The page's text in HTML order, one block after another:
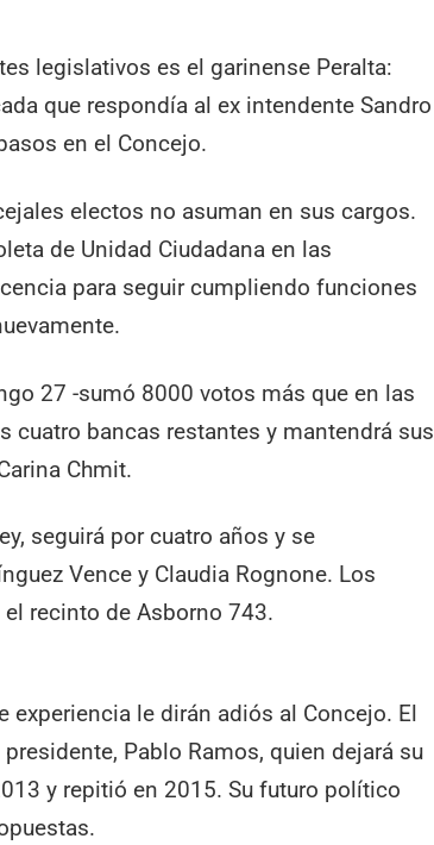
legislativos es el garinense Peralta:
que respondía al ex intendente Sandro
en el Concejo.
electos no asuman en sus cargos.
de Unidad Ciudadana en las
para seguir cumpliendo funciones
27 -sumó 8000 votos más que en las
cuatro bancas restantes y mantendrá sus
Chmit.
seguirá por cuatro años y se
Vence y Claudia Rognone. Los
recinto de Asborno 743.
le dirán adiós al Concejo. El
Pablo Ramos, quien dejará su
y repitió en 2015. Su futuro político